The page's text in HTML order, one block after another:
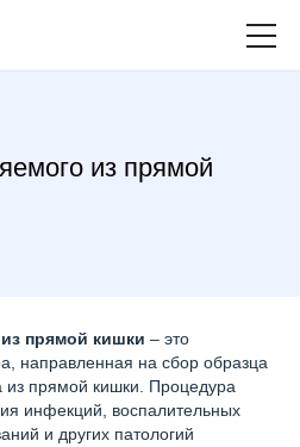
из прямой
прямой кишки – это
направленная на сбор образца
из прямой кишки. Процедура
инфекций, воспалительных
и других патологий